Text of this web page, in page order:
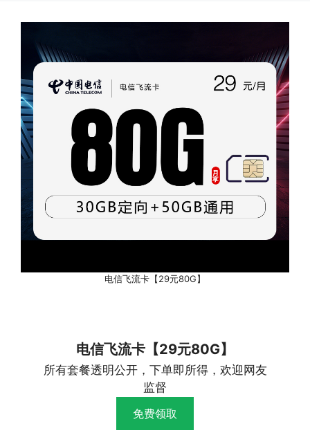
电信飞流卡【29元80G】
电信飞流卡【29元80G】
所有套餐透明公开，下单即所得，欢迎网友
监督
免费领取